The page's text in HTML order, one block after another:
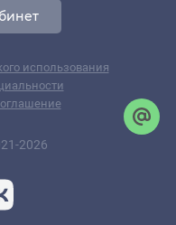
использования
2026